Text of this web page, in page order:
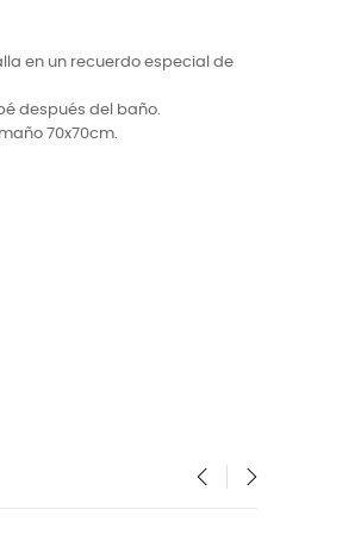
en un recuerdo especial de
después del baño.
70x70cm.